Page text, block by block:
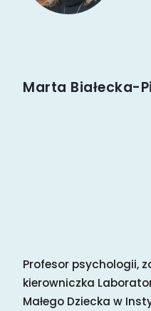
Marta Białecka-
Profesor psychologii,
kierowniczka
Małego Dziecka w